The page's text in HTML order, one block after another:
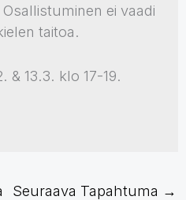
ei vaadi
taitoa.
& 13.3. klo 17-19.
Seuraava Tapahtuma →